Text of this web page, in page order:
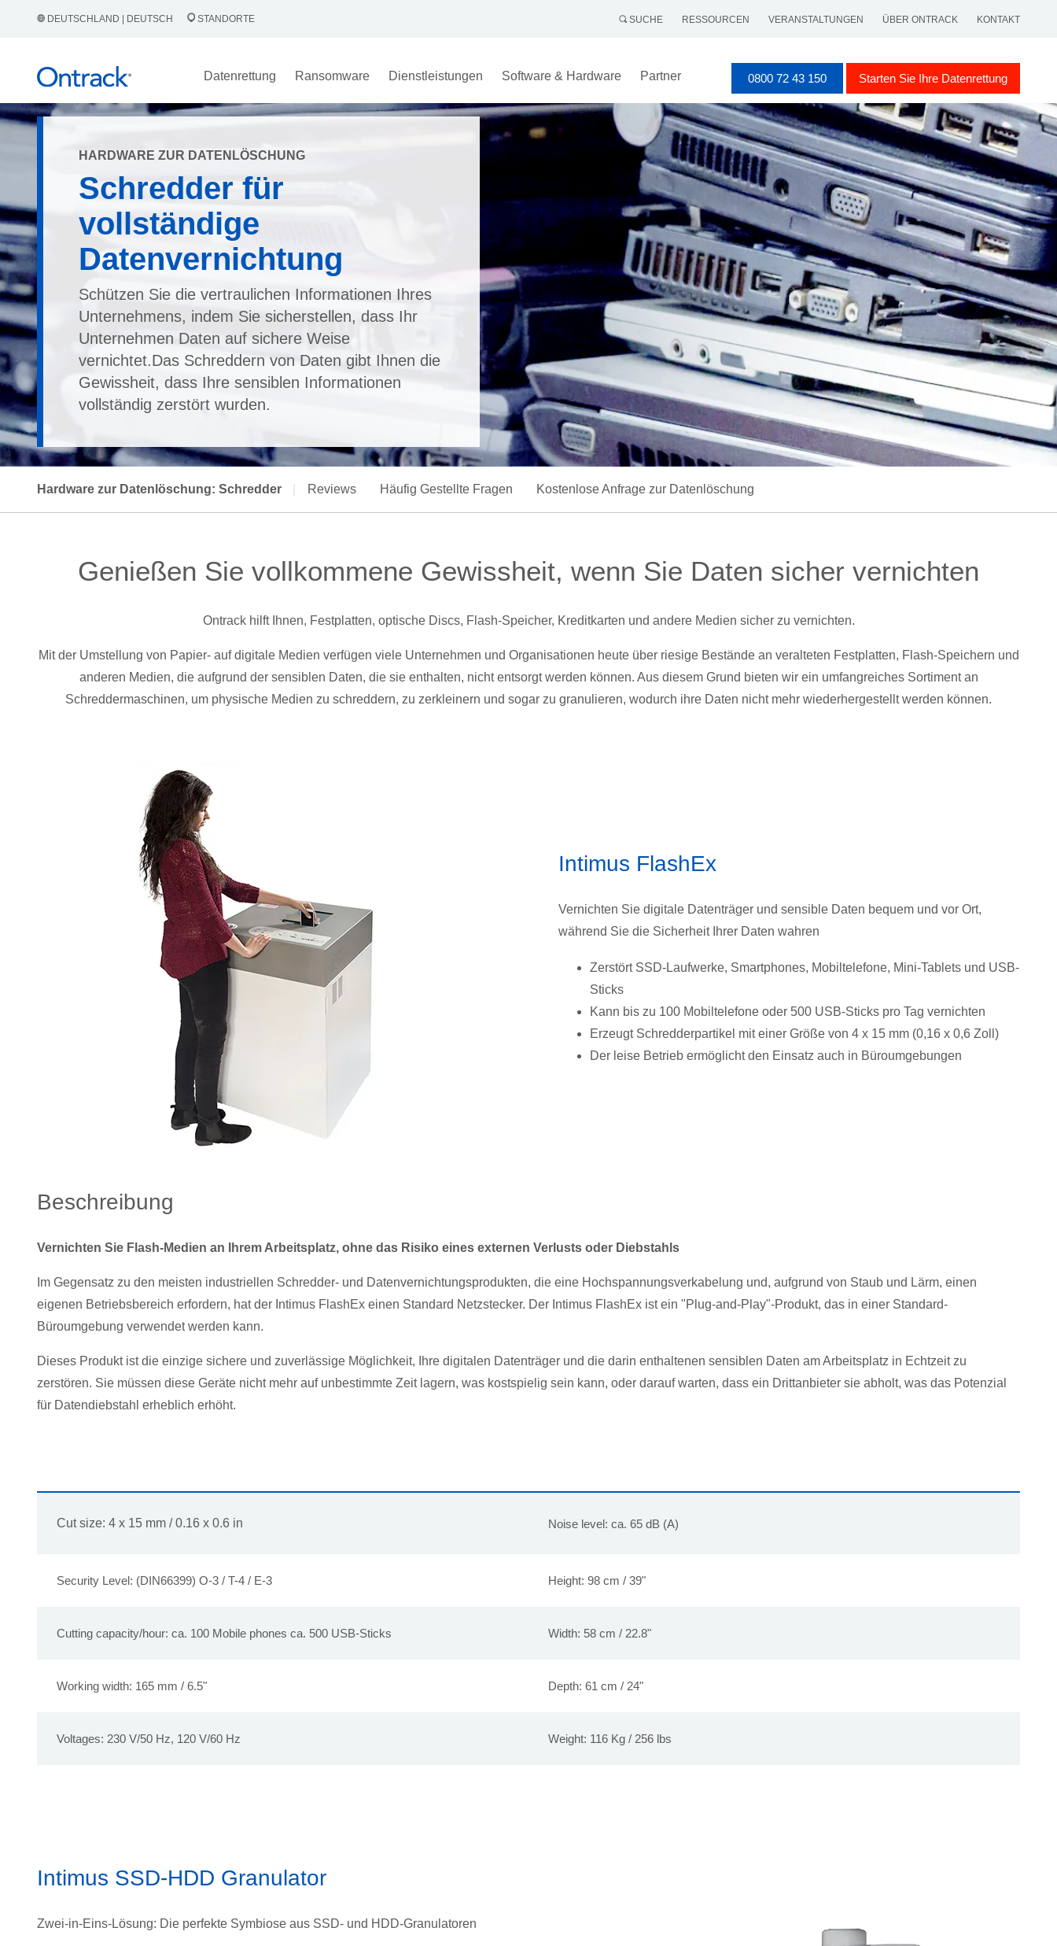
DEUTSCHLAND | DEUTSCH STANDORTE SUCHE RESSOURCEN VERANSTALTUNGEN ÜBER ONTRACK KONTAKT
Datenrettung Ransomware Dienstleistungen Software & Hardware Partner 0800 72 43 150 Starten Sie Ihre Datenrettung
HARDWARE ZUR DATENLÖSCHUNG
Schredder für
vollständige
Datenvernichtung
Schützen Sie die vertraulichen Informationen Ihres
Unternehmens, indem Sie sicherstellen, dass Ihr
Unternehmen Daten auf sichere Weise
vernichtet.Das Schreddern von Daten gibt Ihnen die
Gewissheit, dass Ihre sensiblen Informationen
vollständig zerstört wurden.
Hardware zur Datenlöschung: Schredder Reviews Häufig Gestellte Fragen Kostenlose Anfrage zur Datenlöschung
Genießen Sie vollkommene Gewissheit, wenn Sie Daten sicher vernichten
Ontrack hilft Ihnen, Festplatten, optische Discs, Flash-Speicher, Kreditkarten und andere Medien sicher zu vernichten.
Mit der Umstellung von Papier- auf digitale Medien verfügen viele Unternehmen und Organisationen heute über riesige Bestände an veralteten Festplatten, Flash-Speichern und
anderen Medien, die aufgrund der sensiblen Daten, die sie enthalten, nicht entsorgt werden können. Aus diesem Grund bieten wir ein umfangreiches Sortiment an
Schreddermaschinen, um physische Medien zu schreddern, zu zerkleinern und sogar zu granulieren, wodurch ihre Daten nicht mehr wiederhergestellt werden können.
Intimus FlashEx
Vernichten Sie digitale Datenträger und sensible Daten bequem und vor Ort,
während Sie die Sicherheit Ihrer Daten wahren
Zerstört SSD-Laufwerke, Smartphones, Mobiltelefone, Mini-Tablets und USB-
Sticks
Kann bis zu 100 Mobiltelefone oder 500 USB-Sticks pro Tag vernichten
Erzeugt Schredderpartikel mit einer Größe von 4 x 15 mm (0,16 x 0,6 Zoll)
Der leise Betrieb ermöglicht den Einsatz auch in Büroumgebungen
Beschreibung
Vernichten Sie Flash-Medien an Ihrem Arbeitsplatz, ohne das Risiko eines externen Verlusts oder Diebstahls
Im Gegensatz zu den meisten industriellen Schredder- und Datenvernichtungsprodukten, die eine Hochspannungsverkabelung und, aufgrund von Staub und Lärm, einen
eigenen Betriebsbereich erfordern, hat der Intimus FlashEx einen Standard Netzstecker. Der Intimus FlashEx ist ein "Plug-and-Play"-Produkt, das in einer Standard-
Büroumgebung verwendet werden kann.
Dieses Produkt ist die einzige sichere und zuverlässige Möglichkeit, Ihre digitalen Datenträger und die darin enthaltenen sensiblen Daten am Arbeitsplatz in Echtzeit zu
zerstören. Sie müssen diese Geräte nicht mehr auf unbestimmte Zeit lagern, was kostspielig sein kann, oder darauf warten, dass ein Drittanbieter sie abholt, was das Potenzial
für Datendiebstahl erheblich erhöht.
Cut size: 4 x 15 mm / 0.16 x 0.6 in Noise level: ca. 65 dB (A)
Security Level: (DIN66399) O-3 / T-4 / E-3 Height: 98 cm / 39"
Cutting capacity/hour: ca. 100 Mobile phones ca. 500 USB-Sticks Width: 58 cm / 22.8"
Working width: 165 mm / 6.5" Depth: 61 cm / 24"
Voltages: 230 V/50 Hz, 120 V/60 Hz Weight: 116 Kg / 256 lbs
Intimus SSD-HDD Granulator
Zwei-in-Eins-Lösung: Die perfekte Symbiose aus SSD- und HDD-Granulatoren